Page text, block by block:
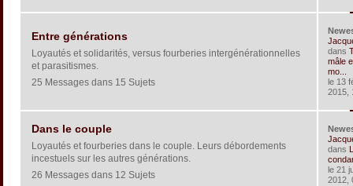
Entre générations
Loyautés et solidarités, versus fourberies intergénérationnelles
et parasitismes.
25 Messages dans 15 Sujets
dans
mâle
mo...
le 13
2015,
Dans le couple
Loyautés et fourberies dans le couple. Leurs débordements
incestuels sur les autres générations.
26 Messages dans 12 Sujets
dans
le 21
2012,